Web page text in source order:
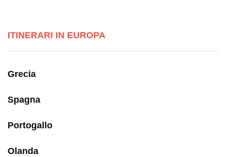
ITINERARI IN EUROPA
Grecia
Spagna
Portogallo
Olanda